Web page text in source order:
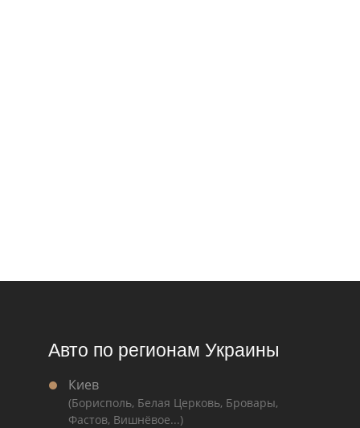
Авто по регионам Украины
Киев
(Борисполь, Белая Церковь, Бровары,
Фастов, Вишнёвое...)